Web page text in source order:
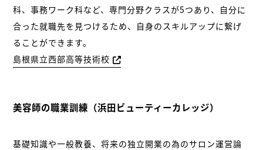
科、事務ワーク科など、専門分野クラスが5つあり、自分に
合った就職先を見つけるため、自身のスキルアップに繋げ
ることができます。
島根県立西部高等技術校
美容師の職業訓練（浜田ビューティーカレッジ）
基礎知識や一般教養、将来の独立開業の為のサロン運営論